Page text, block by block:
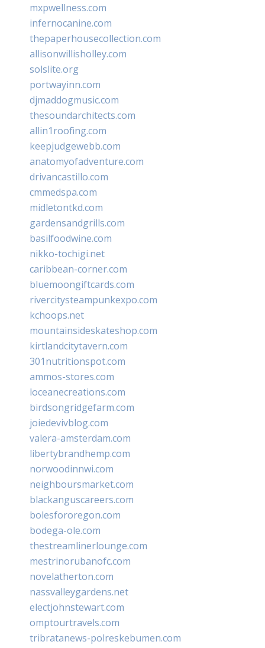
mxpwellness.com
infernocanine.com
thepaperhousecollection.com
allisonwillisholley.com
solslite.org
portwayinn.com
djmaddogmusic.com
thesoundarchitects.com
allin1roofing.com
keepjudgewebb.com
anatomyofadventure.com
drivancastillo.com
cmmedspa.com
midletontkd.com
gardensandgrills.com
basilfoodwine.com
nikko-tochigi.net
caribbean-corner.com
bluemoongiftcards.com
rivercitysteampunkexpo.com
kchoops.net
mountainsideskateshop.com
kirtlandcitytavern.com
301nutritionspot.com
ammos-stores.com
loceanecreations.com
birdsongridgefarm.com
joiedevivblog.com
valera-amsterdam.com
libertybrandhemp.com
norwoodinnwi.com
neighboursmarket.com
blackanguscareers.com
bolesfororegon.com
bodega-ole.com
thestreamlinerlounge.com
mestrinorubanofc.com
novelatherton.com
nassvalleygardens.net
electjohnstewart.com
omptourtravels.com
tribratanews-polreskebumen.com